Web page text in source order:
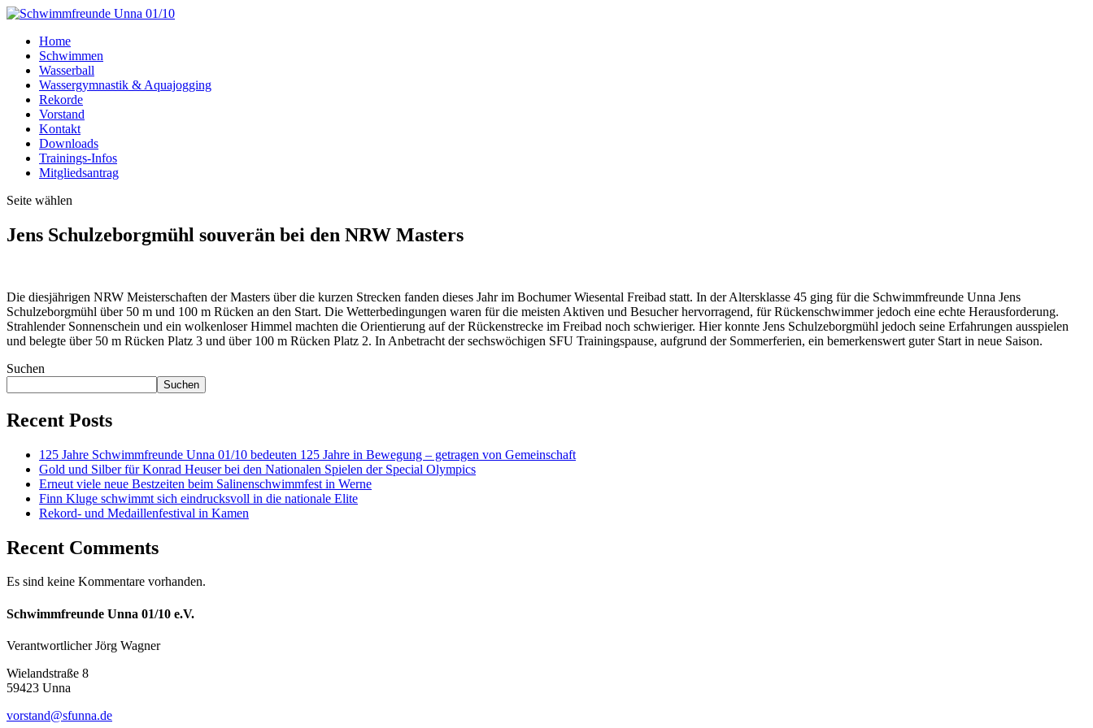
Home
Schwimmen
Wasserball
Wassergymnastik & Aquajogging
Rekorde
Vorstand
Kontakt
Downloads
Trainings-Infos
Mitgliedsantrag
Seite wählen
Jens Schulzeborgmühl souverän bei den NRW Masters
Die diesjährigen NRW Meisterschaften der Masters über die kurzen Strecken fanden dieses Jahr im Bochumer Wiesental Freibad statt. In der Altersklasse 45 ging für die Schwimmfreunde Unna Jens
Schulzeborgmühl über 50 m und 100 m Rücken an den Start. Die Wetterbedingungen waren für die meisten Aktiven und Besucher hervorragend, für Rückenschwimmer jedoch eine echte Herausforderung.
Strahlender Sonnenschein und ein wolkenloser Himmel machten die Orientierung auf der Rückenstrecke im Freibad noch schwieriger. Hier konnte Jens Schulzeborgmühl jedoch seine Erfahrungen ausspielen
und belegte über 50 m Rücken Platz 3 und über 100 m Rücken Platz 2. In Anbetracht der sechswöchigen SFU Trainingspause, aufgrund der Sommerferien, ein bemerkenswert guter Start in neue Saison.
Suchen
Suchen
Recent Posts
125 Jahre Schwimmfreunde Unna 01/10 bedeuten 125 Jahre in Bewegung – getragen von Gemeinschaft
Gold und Silber für Konrad Heuser bei den Nationalen Spielen der Special Olympics
Erneut viele neue Bestzeiten beim Salinenschwimmfest in Werne
Finn Kluge schwimmt sich eindrucksvoll in die nationale Elite
Rekord- und Medaillenfestival in Kamen
Recent Comments
Es sind keine Kommentare vorhanden.
Schwimmfreunde Unna 01/10 e.V.
Verantwortlicher Jörg Wagner
Wielandstraße 8
59423 Unna
vorstand@sfunna.de